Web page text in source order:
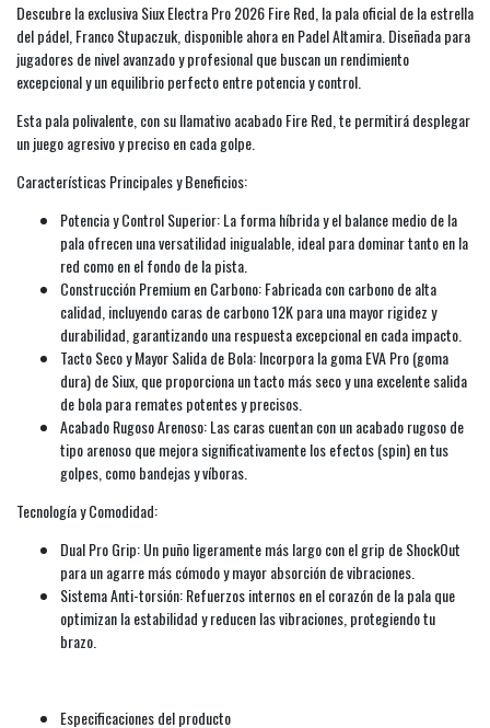
Descubre la exclusiva Siux Electra Pro 2026 Fire Red, la pala oficial de la estrella
del pádel, Franco Stupaczuk, disponible ahora en Padel Altamira. Diseñada para
jugadores de nivel avanzado y profesional que buscan un rendimiento
excepcional y un equilibrio perfecto entre potencia y control.
Esta pala polivalente, con su llamativo acabado Fire Red, te permitirá desplegar
un juego agresivo y preciso en cada golpe.
Características Principales y Beneficios:
Potencia y Control Superior: La forma híbrida y el balance medio de la
pala ofrecen una versatilidad inigualable, ideal para dominar tanto en la
red como en el fondo de la pista.
Construcción Premium en Carbono: Fabricada con carbono de alta
calidad, incluyendo caras de carbono 12K para una mayor rigidez y
durabilidad, garantizando una respuesta excepcional en cada impacto.
Tacto Seco y Mayor Salida de Bola: Incorpora la goma EVA Pro (goma
dura) de Siux, que proporciona un tacto más seco y una excelente salida
de bola para remates potentes y precisos.
Acabado Rugoso Arenoso: Las caras cuentan con un acabado rugoso de
tipo arenoso que mejora significativamente los efectos (spin) en tus
golpes, como bandejas y víboras.
Tecnología y Comodidad:
Dual Pro Grip: Un puño ligeramente más largo con el grip de ShockOut
para un agarre más cómodo y mayor absorción de vibraciones.
Sistema Anti-torsión: Refuerzos internos en el corazón de la pala que
optimizan la estabilidad y reducen las vibraciones, protegiendo tu
brazo.
Especificaciones del producto